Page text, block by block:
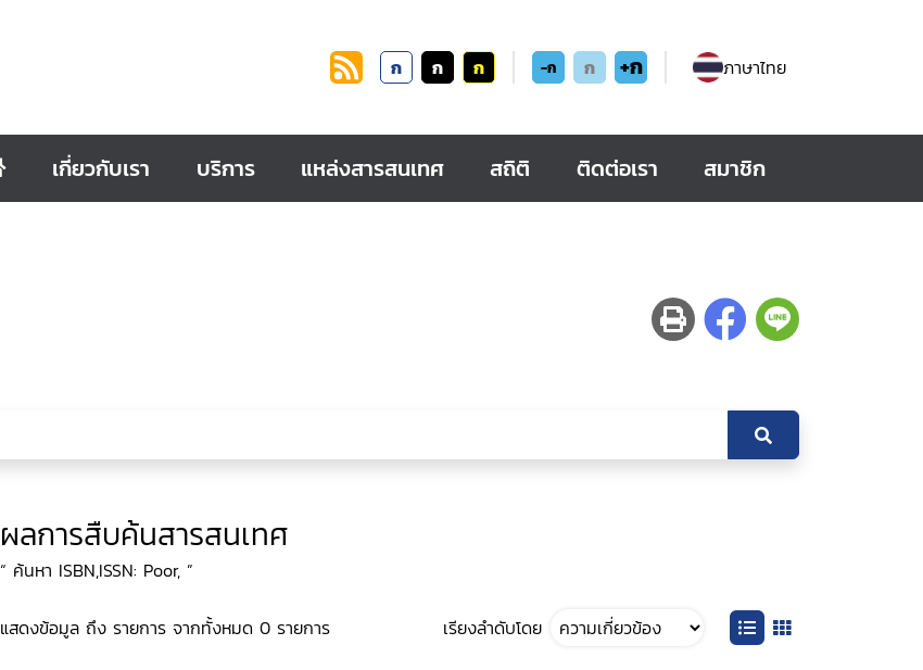
ก ก ก -ก ก +ก ภาษาไทย
เกี่ยวกับเรา บริการ แหล่งสารสนเทศ สถิติ ติดต่อเรา สมาชิก
ผลการสืบค้นสารสนเทศ
“ ค้นหา ISBN,ISSN: Poor, ”
แสดงข้อมูล ถึง รายการ จากทั้งหมด 0 รายการ เรียงลำดับโดย